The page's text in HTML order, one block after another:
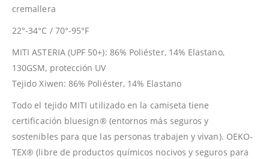
cremallera
22°-34°C / 70°-95°F
MITI ASTERIA (UPF 50+): 86% Poliéster, 14% Elastano,
130GSM, protección UV
Tejido Xiwen: 86% Poliéster, 14% Elastano
Todo el tejido MITI utilizado en la camiseta tiene
certificación bluesign® (entornos más seguros y
sostenibles para que las personas trabajen y vivan). OEKO-
TEX® (libre de productos químicos nocivos y seguros para